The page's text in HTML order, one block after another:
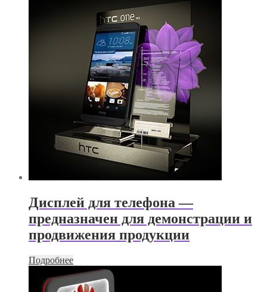
Дисплей для телефона —
предназначен для демонстрации и
продвижения продукции
Подробнее